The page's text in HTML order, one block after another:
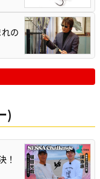
の
)
！